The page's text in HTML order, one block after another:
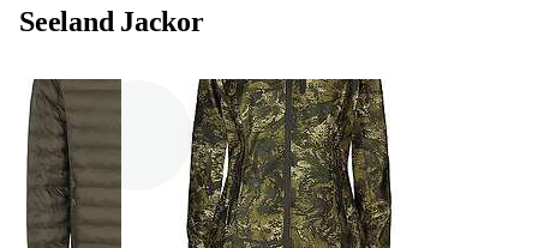
Seeland Jackor
Dam